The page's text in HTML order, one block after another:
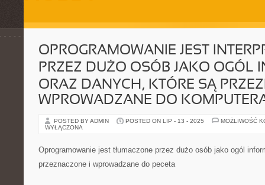
OPROGRAMOWANIE JEST
PRZEZ DUŻO OSÓB JAKO OGÓL
ORAZ DANYCH, KTÓRE SĄ
WPROWADZANE DO
POSTED BY ADMIN POSTED ON LIP - 13 - 2025
MOŻLIWOŚĆ
WYŁĄCZONA
Oprogramowanie jest tłumaczone przez dużo osób jako ogól
przeznaczone i wprowadzane do peceta